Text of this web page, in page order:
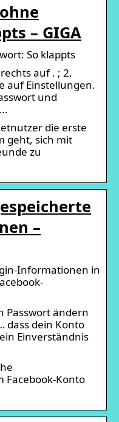
– GIGA
So klappts
auf . ; 2.
auf Einstellungen.
und
die erste
geht, sich mit
zu
–
Informationen in
Passwort ändern
dass dein Konto
Einverständnis
Facebook-Konto